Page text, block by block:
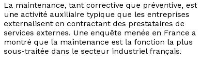
La maintenance, tant corrective que préventive, est
une activité auxiliaire typique que les entreprises
externalisent en contractant des prestataires de
services externes. Une enquête menée en France a
montré que la maintenance est la fonction la plus
sous-traitée dans le secteur industriel français.